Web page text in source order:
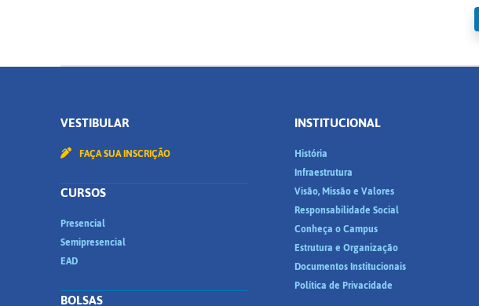
VESTIBULAR
FAÇA SUA INSCRIÇÃO
CURSOS
Presencial
Semipresencial
EAD
BOLSAS
INSTITUCIONAL
História
Infraestrutura
Visão, Missão e Valores
Responsabilidade Social
Conheça o Campus
Estrutura e Organização
Documentos Institucionais
Política de Privacidade